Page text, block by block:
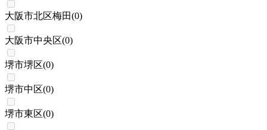
大阪市北区梅田(0)
大阪市中央区(0)
堺市堺区(0)
堺市中区(0)
堺市東区(0)